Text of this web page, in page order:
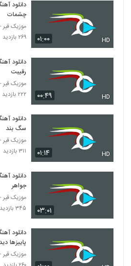
۰۱:۰۰ HD
دانلود
چشمات
موزیک قیر
۲۶۹ بازدید
۰۰:۴۹ HD
دانلود
رقیبت
موزیک قیر
۲۲۲ بازدید
۰۱:۱۴ HD
دانلود
سگ بند
موزیک قیر
۳۱۱ بازدید
۰۳:۰۱
دانلود
جواهر
موزیک قیر
۳۴۵ بازدید
دانلود
پاییزها
موزیک قیر